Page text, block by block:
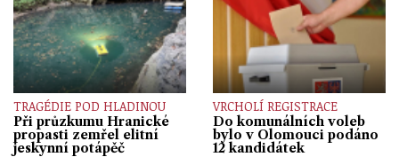
TRAGÉDIE POD HLADINOU
Při průzkumu Hranické
propasti zemřel elitní
jeskynní potápěč
VRCHOLÍ REGISTRACE
Do komunálních voleb
bylo v Olomouci podáno
12 kandidátek